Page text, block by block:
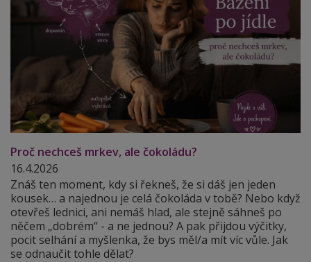
Proč nechceš mrkev, ale čokoládu?
16.4.2026
Znáš ten moment, kdy si řekneš, že si dáš jen jeden
kousek… a najednou je celá čokoláda v tobě? Nebo když
otevřeš lednici, ani nemáš hlad, ale stejně sáhneš po
něčem „dobrém“ - a ne jednou? A pak přijdou výčitky,
pocit selhání a myšlenka, že bys měl/a mít víc vůle. Jak
se odnaučit tohle dělat?